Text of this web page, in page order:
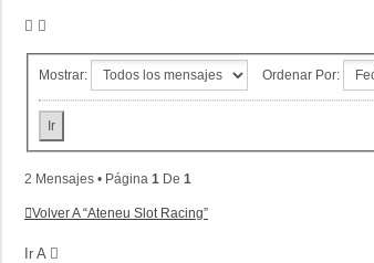
Mostrar: Ordenar Por:
2 Mensajes • Página 1 De 1
Volver A “Ateneu Slot Racing”
Ir A